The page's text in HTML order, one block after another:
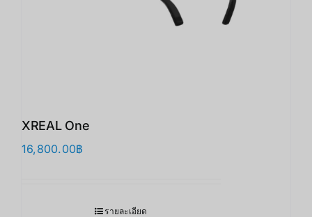
XREAL One
16,800.00฿
รายละเอียด